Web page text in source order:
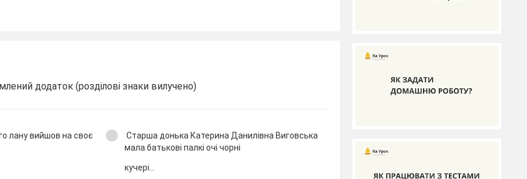
додаток (розділові знаки вилучено)
лану вийшов на своє
Старша донька Катерина Данилівна Виговська
мала батькові палкі очі чорні
кучері...